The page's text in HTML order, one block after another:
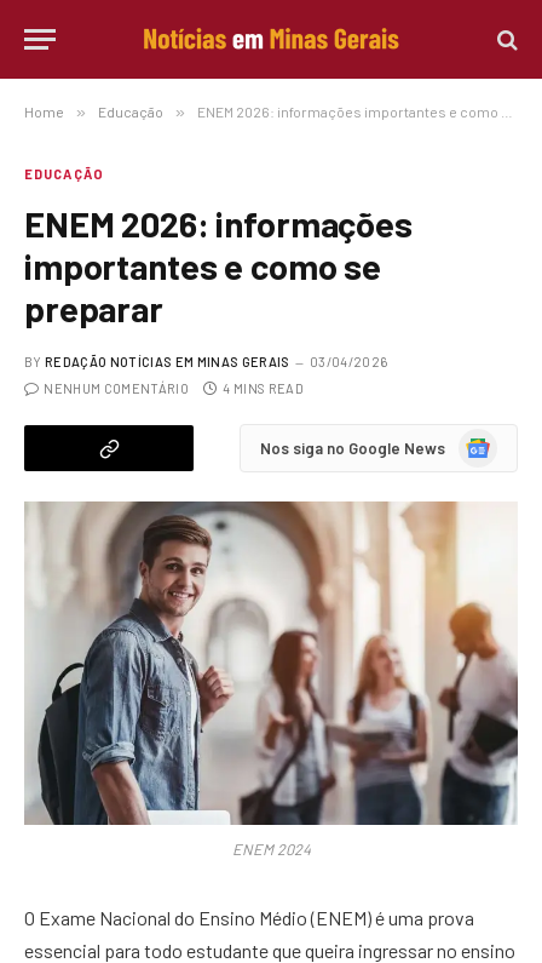
Home » Educação » ENEM 2026: informações importantes e como se preparar
EDUCAÇÃO
ENEM 2026: informações
importantes e como se
preparar
BY REDAÇÃO NOTÍCIAS EM MINAS GERAIS
03/04/2026
NENHUM COMENTÁRIO
4 MINS READ
Nos siga no Google News
Google
ENEM 2024
O Exame Nacional do Ensino Médio (ENEM) é uma prova
essencial para todo estudante que queira ingressar no ensino